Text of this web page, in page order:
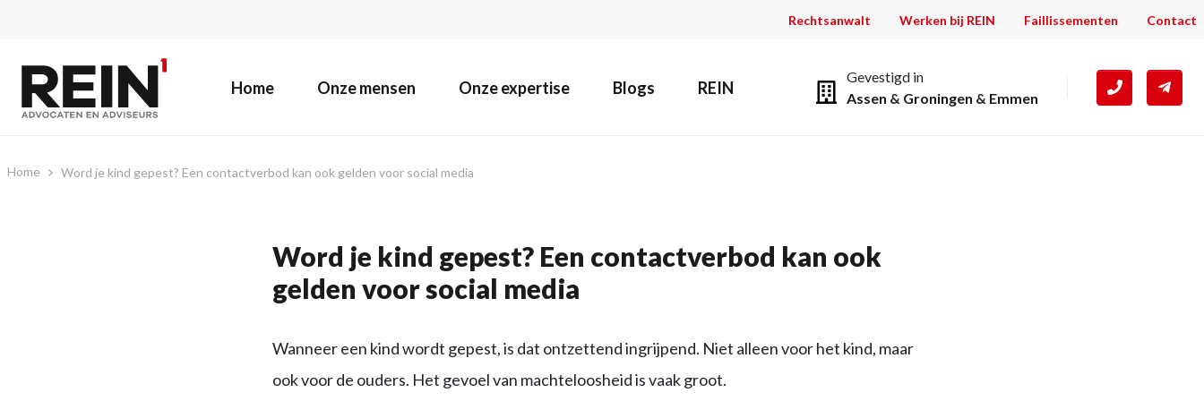
Rechtsanwalt Werken bij REIN Faillissementen Contact
Home Onze mensen Onze expertise Blogs REIN
Gevestigd in
Assen & Groningen & Emmen
Home Word je kind gepest? Een contactverbod kan ook gelden voor social media
Word je kind gepest? Een contactverbod kan ook
gelden voor social media
Wanneer een kind wordt gepest, is dat ontzettend ingrijpend. Niet alleen voor het kind, maar
ook voor de ouders. Het gevoel van machteloosheid is vaak groot.